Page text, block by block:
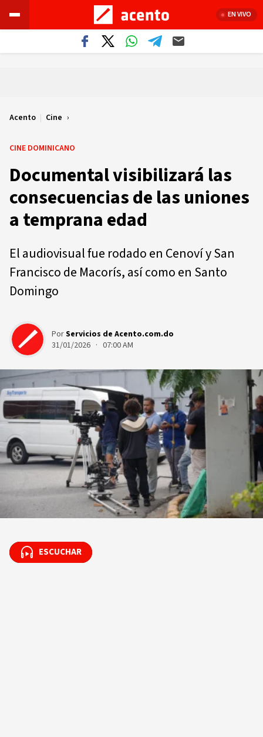
EN VIVO
Acento | Cine
CINE DOMINICANO
Documental visibilizará las
consecuencias de las uniones
a temprana edad
El audiovisual fue rodado en Cenoví y San
Francisco de Macorís, así como en Santo
Domingo
PorServicios de Acento.com.do
31/01/2026 · 07:00 AM
ESCUCHAR
ESCUCHAR